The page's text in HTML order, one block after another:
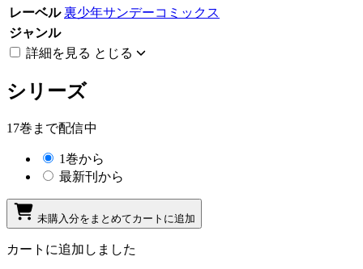
レーベル 裏少年サンデーコミックス
ジャンル
詳細を見る とじる
シリーズ
17巻まで配信中
1巻から
最新刊から
未購入分をまとめてカートに追加
カートに追加しました